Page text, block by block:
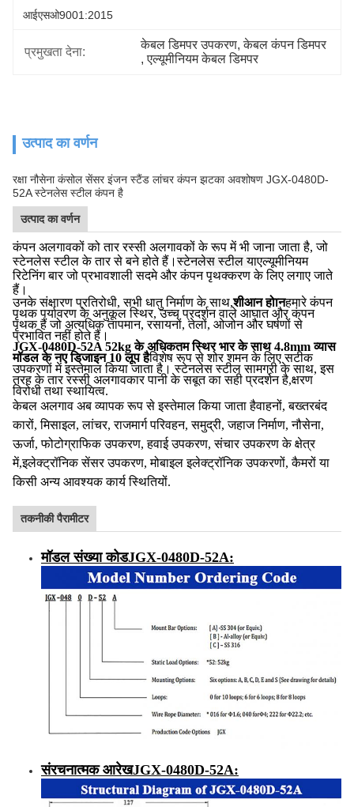
आईएसओ9001:2015
प्रमुखता देना:
केबल डिमपर उपकरण, केबल कंपन डिमपर
, एल्यूमीनियम केबल डिमपर
उत्पाद का वर्णन
रक्षा नौसेना कंसोल सेंसर इंजन स्टैंड लांचर कंपन झटका अवशोषण JGX-0480D-
52A स्टेनलेस स्टील कंपन है
उत्पाद का वर्णन
कंपन अलगावकों को तार रस्सी अलगावकों के रूप में भी जाना जाता है, जो
स्टेनलेस स्टील के तार से बने होते हैं।स्टेनलेस स्टील याएल्यूमीनियम
रिटेनिंग बार जो प्रभावशाली सदमे और कंपन पृथक्करण के लिए लगाए जाते
हैं।
उनके संक्षारण प्रतिरोधी, सभी धातु निर्माण के साथ,शीआन होानहमारे कंपन
पृथक पर्यावरण के अनुकूल स्थिर, उच्च प्रदर्शन वाले आघात और कंपन
पृथक हैं जो अत्यधिक तापमान, रसायनों, तेलों, ओजोन और घर्षणों से
प्रभावित नहीं होते हैं।
JGX-0480D-52A 52kg के अधिकतम स्थिर भार के साथ 4.8mm व्यास
मॉडल के नए डिजाइन 10 लूप हैविशेष रूप से शोर शमन के लिए सटीक
उपकरणों में इस्तेमाल किया जाता है। स्टेनलेस स्टील सामग्री के साथ, इस
तरह के तार रस्सी अलगावकार पानी के सबूत का सही प्रदर्शन है,क्षरण
विरोधी तथा स्थायित्व.
केबल अलगाव अब व्यापक रूप से इस्तेमाल किया जाता हैवाहनों, बख्तरबंद
कारों, मिसाइल, लांचर, राजमार्ग परिवहन, समुद्री, जहाज निर्माण, नौसेना,
ऊर्जा, फोटोग्राफिक उपकरण, हवाई उपकरण, संचार उपकरण के क्षेत्र
में,इलेक्ट्रॉनिक सेंसर उपकरण, मोबाइल इलेक्ट्रॉनिक उपकरणों, कैमरों या
किसी अन्य आवश्यक कार्य स्थितियों.
तकनीकी पैरामीटर
मॉडल संख्या कोडJGX-0480D-52A:
संरचनात्मक आरेखJGX-0480D-52A: